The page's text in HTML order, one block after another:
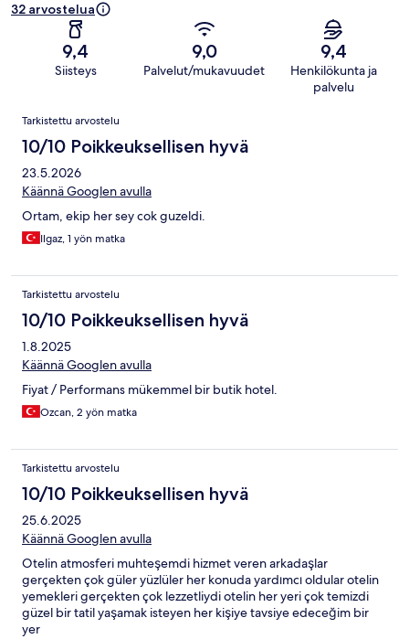
32 arvostelua
9,4
Siisteys
9,0
Palvelut/mukavuudet
9,4
Henkilökunta ja
palvelu
Arvostelut
Tarkistettu arvostelu
10/10 Poikkeuksellisen hyvä
23.5.2026
Käännä Googlen avulla
Ortam, ekip her sey cok guzeldi.
Ilgaz, 1 yön matka
Tarkistettu arvostelu
10/10 Poikkeuksellisen hyvä
1.8.2025
Käännä Googlen avulla
Fiyat / Performans mükemmel bir butik hotel.
Ozcan, 2 yön matka
Tarkistettu arvostelu
10/10 Poikkeuksellisen hyvä
25.6.2025
Käännä Googlen avulla
Otelin atmosferi muhteşemdi hizmet veren arkadaşlar
gerçekten çok güler yüzlüler her konuda yardımcı oldular otelin
yemekleri gerçekten çok lezzetliydi otelin her yeri çok temizdi
güzel bir tatil yaşamak isteyen her kişiye tavsiye edeceğim bir
yer